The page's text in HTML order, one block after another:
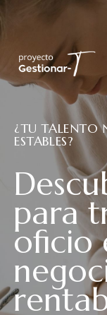
¿TU TALENTO
ESTABLES?
para
oficio